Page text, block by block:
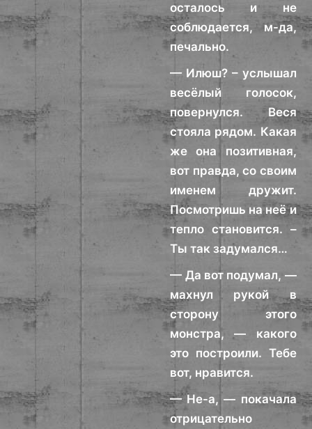
осталось и не
соблюдается, м-да,
печально.
— Илюш? – услышал
весёлый голосок,
повернулся. Веся
стояла рядом. Какая
же она позитивная,
вот правда, со своим
именем дружит.
Посмотришь на неё и
тепло становится. –
Ты так задумался…
— Да вот подумал, —
махнул рукой в
сторону этого
монстра, — какого
это построили. Тебе
вот, нравится.
— Не-а, — покачала
отрицательно